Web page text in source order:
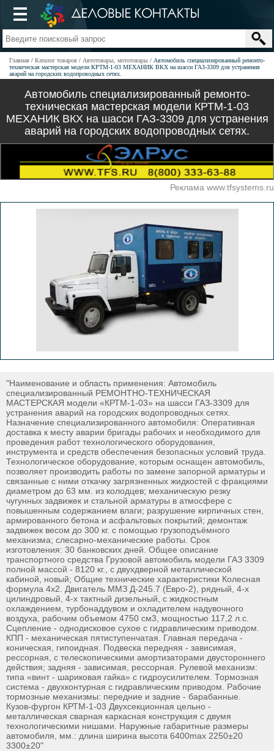
Главная Каталог товаров Автотовары, мототовары
Автомобиль специализированный ремонто-
техническая мастерская модели КРТМ-1-03 МЕХАНИК ВКХ на шасси ГАЗ-3309 для устранения
аварий на городских водопроводных сетях.
Автомобиль специализированный ремонто-
техническая мастерская модели КРТМ-1-03
МЕХАНИК ВКХ на шасси ГАЗ-3309 для устранения
аварий на городских водопроводных сетях.
Реклама www.tfsystems.ru
"Наименование и область применения: Автомобиль
специализированный РЕМОНТНО-ТЕХНИЧЕСКАЯ
МАСТЕРСКАЯ модели «КРТМ-1-03» на шасси ГАЗ-3309 для
устранения аварий на городских водопроводных сетях.
Назначение специализированного автомобиля: Оперативная
доставка к месту аварии бригады рабочих и необходимого для
проведения работ технологического оборудования,
инструмента и средств обеспечения безопасных условий труда.
Технологическое оборудование, которым оснащен автомобиль,
позволяет производить работы по замене запорной арматуры и
связанные с ними откачку загрязненных жидкостей с фракциями
диаметром до 63 мм. из колодцев; механическую резку
чугунных задвижек и стальной арматуры в атмосфере с
повышенным содержанием влаги; разрушение кирпичных стен,
армированного бетона и асфальтовых покрытий; демонтаж
задвижек весом до 300 кг. с помощью грузоподъёмного
механизма; слесарно-механические работы. Срок
изготовления: 30 банковских дней. Общее описание
транспортного средства Грузовой автомобиль модели ГАЗ 3309
полной массой - 8120 кг., с двухдверной металлической
кабиной, новый; Общие технические характеристики Колесная
формула 4х2. Двигатель ММЗ Д-245.7 (Евро-2), рядный, 4-х
цилиндровый, 4-х тактный дизельный, с жидкостным
охлаждением, турбонаддувом и охладителем надувочного
воздуха, рабочим объемом 4750 см3, мощностью 117,2 л.с.
Сцепление - однодисковое сухое с гидравлическим приводом.
КПП - механическая пятиступенчатая. Главная передача -
коническая, гипоидная. Подвеска передняя - зависимая,
рессорная, с телескопическими амортизаторами двустороннего
действия; задняя - зависимая, рессорная. Рулевой механизм:
типа «винт - шариковая гайка» с гидроусилителем. Тормозная
система - двухконтурная с гидравлическим приводом. Рабочие
тормозные механизмы: передние и задние - барабанные.
Кузов-фургон КРТМ-1-03 Двухсекционная цельно -
металлическая сварная каркасная конструкция с двумя
технологическими нишами. Наружные габаритные размеры
автомобиля, мм.: длина ширина высота 6400max 2250±20
3300±20"